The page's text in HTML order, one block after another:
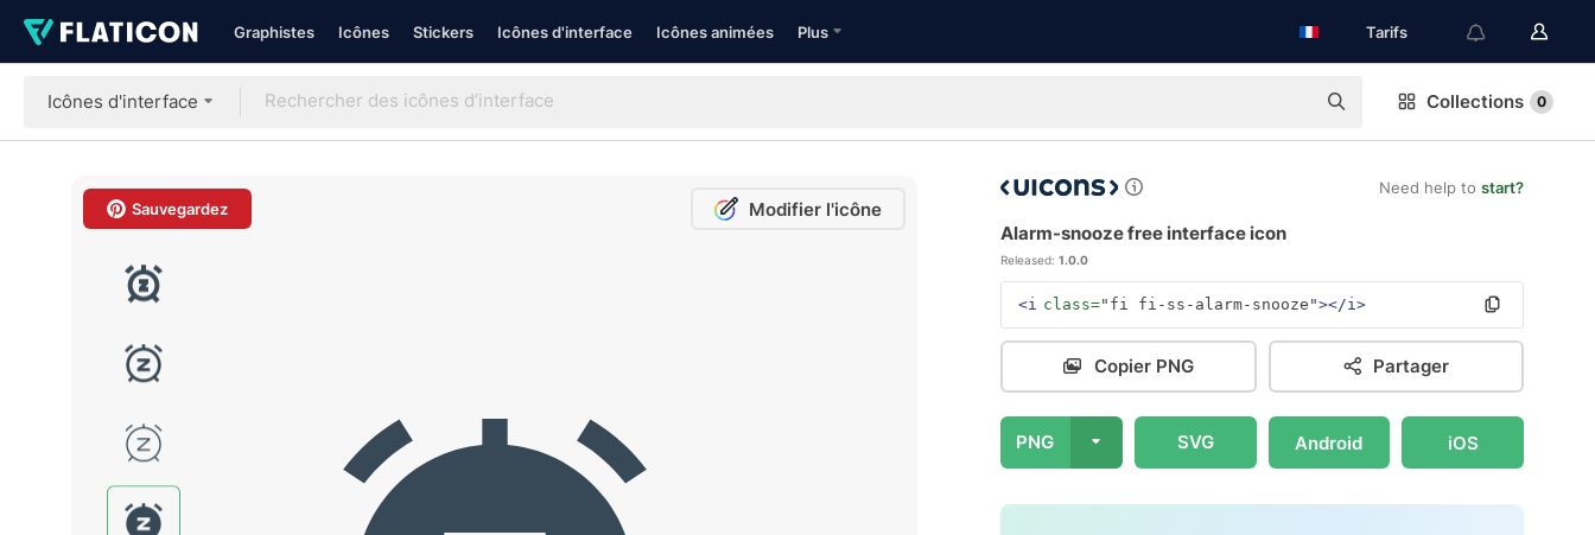
Graphistes Icônes Stickers Icônes d'interface Icônes animées Plus Tarifs
Icônes d'interface Collections 0
Sauvegardez Modifier l'icône
Need help to start?
Alarm-snooze free interface icon
Released: 1.0.0
<i class="fi fi-ss-alarm-snooze"></i>
Copier PNG Partager
PNG SVG Android iOS